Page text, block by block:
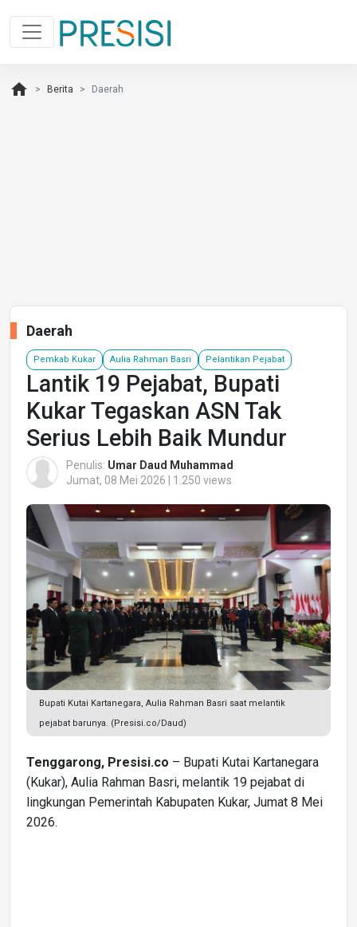
home Berita Daerah
Daerah
Pemkab Kukar Aulia Rahman Basri Pelantikan Pejabat
Lantik 19 Pejabat, Bupati
Kukar Tegaskan ASN Tak
Serius Lebih Baik Mundur
Penulis: Umar Daud Muhammad
Jumat, 08 Mei 2026 | 1.250 views
Bupati Kutai Kartanegara, Aulia Rahman Basri saat melantik
pejabat barunya. (Presisi.co/Daud)
Tenggarong, Presisi.co – Bupati Kutai Kartanegara
(Kukar), Aulia Rahman Basri, melantik 19 pejabat di
lingkungan Pemerintah Kabupaten Kukar, Jumat 8 Mei
2026.